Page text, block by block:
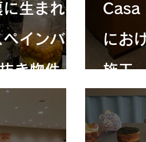
に生まれ
インバル
物件か
バル」の
Casa
にお
施工